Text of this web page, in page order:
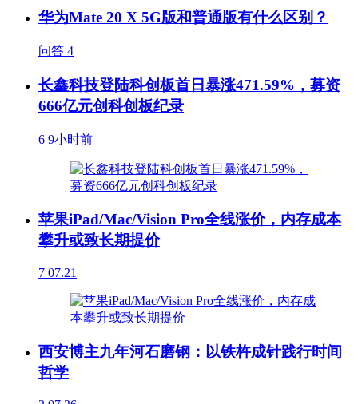
华为Mate 20 X 5G版和普通版有什么区别？
问答 4
长鑫科技登陆科创板首日暴涨471.59%，募资
666亿元创科创板纪录
6 9小时前
苹果iPad/Mac/Vision Pro全线涨价，内存成本
攀升或致长期提价
7 07.21
西安博主九年河石磨钢：以铁杵成针践行时间
哲学